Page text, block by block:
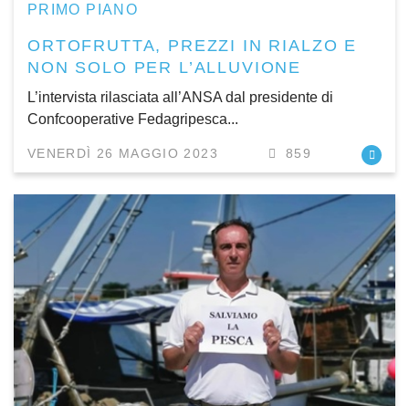
PRIMO PIANO
ORTOFRUTTA, PREZZI IN RIALZO E
NON SOLO PER L’ALLUVIONE
L’intervista rilasciata all’ANSA dal presidente di
Confcooperative Fedagripesca...
VENERDÌ 26 MAGGIO 2023 859